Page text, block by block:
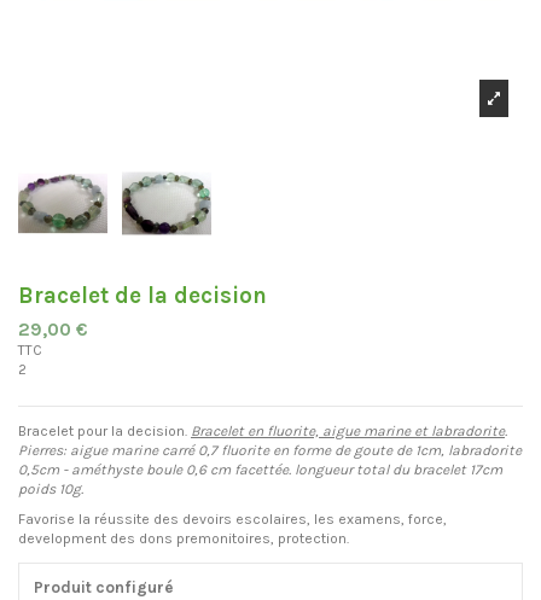
Bracelet de la decision
29,00 €
TTC
2
Bracelet pour la decision. Bracelet en fluorite, aigue marine et labradorite.
Pierres: aigue marine carré 0,7 fluorite en forme de goute de 1cm, labradorite
0,5cm - améthyste boule 0,6 cm facettée. longueur total du bracelet 17cm
poids 10g.
Favorise la réussite des devoirs escolaires, les examens, force,
development des dons premonitoires, protection.
Produit configuré